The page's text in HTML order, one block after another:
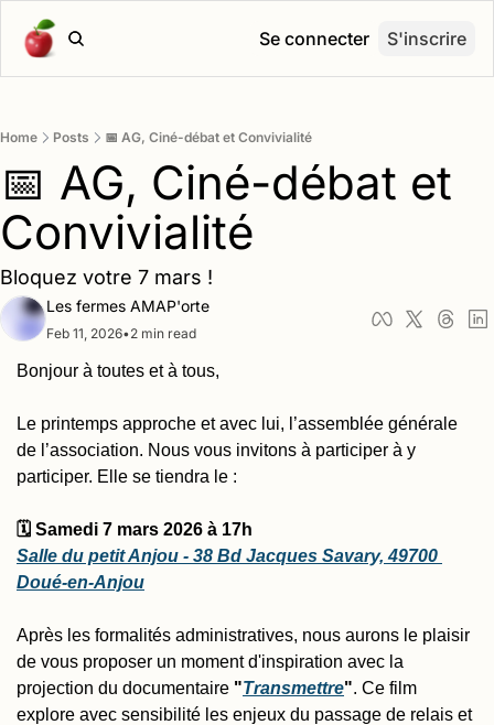
Se connecter S'inscrire
Home Posts 📅 AG, Ciné-débat et Convivialité
📅 AG, Ciné-débat et
Convivialité
Bloquez votre 7 mars !
Les fermes AMAP'orte
Feb 11, 2026•2 min read
Bonjour à toutes et à tous,
Le printemps approche et avec lui, l’assemblée générale
de l’association. Nous vous invitons à participer à y
participer. Elle se tiendra le :
🗓 Samedi 7 mars 2026 à 17h
Salle du petit Anjou - 38 Bd Jacques Savary, 49700
Doué-en-Anjou
Après les formalités administratives, nous aurons le plaisir
de vous proposer un moment d'inspiration avec la
projection du documentaire "Transmettre". Ce film
explore avec sensibilité les enjeux du passage de relais et